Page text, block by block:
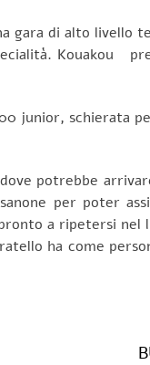
di alto livello
Kouakou
junior, schierata
potrebbe
per poter
a ripetersi
ha come